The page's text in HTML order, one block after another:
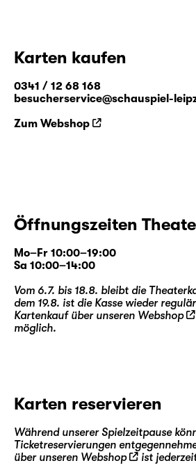
Karten kaufen
0341 / 12 68 168
besucherservice@schauspiel-
Zum Webshop
Öffnungszeiten
Mo–Fr 10:00–19:00
Sa 10:00–14:00
Vom 6.7. bis 18.8. bleibt die
dem 19.8. ist die Kasse wieder
Kartenkauf über unseren Webshop
möglich.
Karten reservieren
Während unserer Spielzeitpause
Ticketreservierungen
über unseren Webshop ist